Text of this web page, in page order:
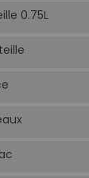
0.75L